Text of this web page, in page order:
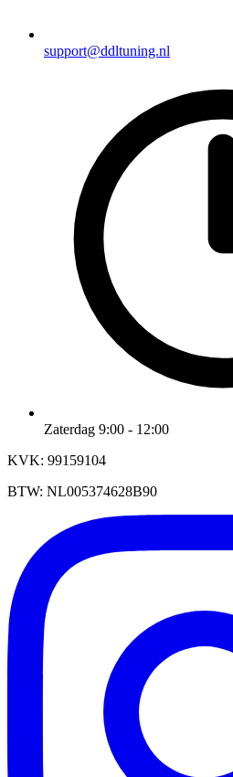
support@ddltuning.nl
Zaterdag 9:00 - 12:00
KVK: 99159104
BTW: NL005374628B90